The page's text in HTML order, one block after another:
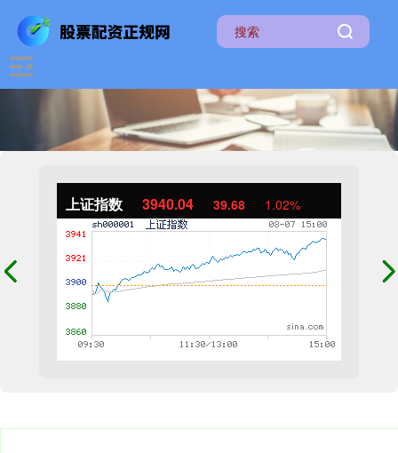
上证指数 3940.04 39.68 1.02%